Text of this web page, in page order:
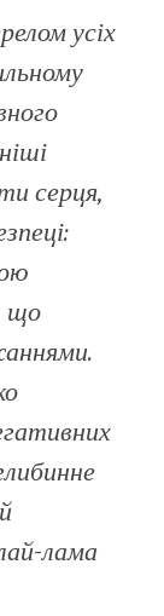
усіх
серця,
що
лама